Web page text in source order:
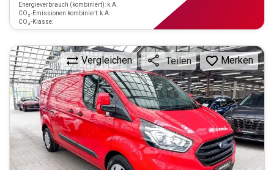
Energieverbrauch (kombiniert): k.A.
CO₂-Emissionen kombiniert: k.A.
CO₂-Klasse:
Vergleichen Teilen Merken